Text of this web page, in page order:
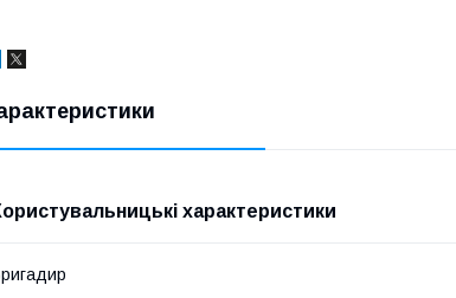
характеристики